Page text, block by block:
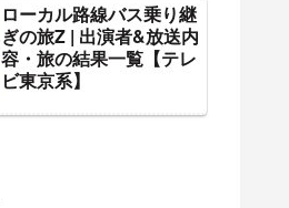
ローカル路線バス乗り継
ぎの旅Z | 出演者&放送内
容・旅の結果一覧【テレ
ビ東京系】